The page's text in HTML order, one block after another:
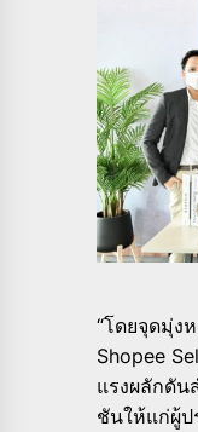
“โดยจุดมุ่ง
Shopee
แรงผลักดัน
ชันให้แก่ผู้ป